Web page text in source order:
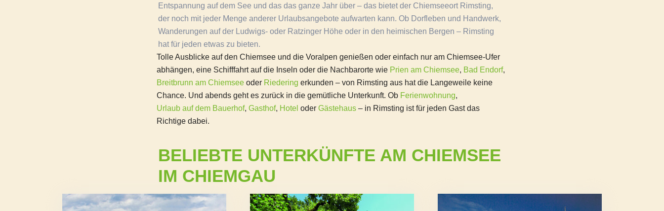
Entspannung auf dem See und das das ganze Jahr über – das bietet der Chiemseeort Rimsting,
der noch mit jeder Menge anderer Urlaubsangebote aufwarten kann. Ob Dorfleben und Handwerk,
Wanderungen auf der Ludwigs- oder Ratzinger Höhe oder in den heimischen Bergen – Rimsting
hat für jeden etwas zu bieten.
Tolle Ausblicke auf den Chiemsee und die Voralpen genießen oder einfach nur am Chiemsee-Ufer
abhängen, eine Schifffahrt auf die Inseln oder die Nachbarorte wie Prien am Chiemsee, Bad Endorf,
Breitbrunn am Chiemsee oder Riedering erkunden – von Rimsting aus hat die Langeweile keine
Chance. Und abends geht es zurück in die gemütliche Unterkunft. Ob Ferienwohnung,
Urlaub auf dem Bauerhof,Gasthof, Hotel oderGästehaus – in Rimsting ist für jeden Gast das
Richtige dabei.
BELIEBTE UNTERKÜNFTE AM CHIEMSEE
IM CHIEMGAU